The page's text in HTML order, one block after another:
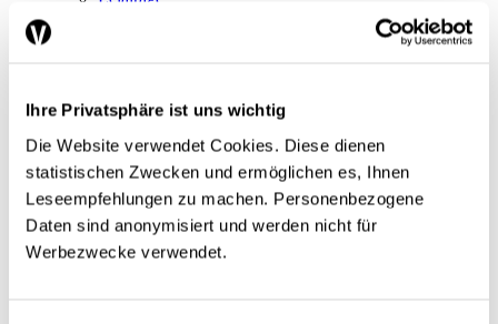
Ihre Privatsphäre ist uns wichtig
Die Website verwendet Cookies. Diese dienen
statistischen Zwecken und ermöglichen es, Ihnen
Leseempfehlungen zu machen. Personenbezogene
Daten sind anonymisiert und werden nicht für
Werbezwecke verwendet.
Next Generation
Infographies
Services
Auteures et auteurs
Éditions imprimées
Qui sommes-nous?
Contact
Protection des données/Conditions d’utilisation